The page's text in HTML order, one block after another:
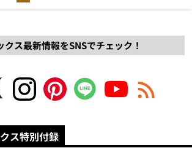
クス最新情報をSNSでチェック！
ス特別付録